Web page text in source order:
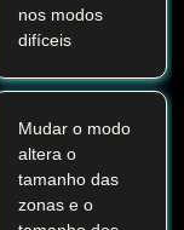
nos modos
difíceis
Mudar o modo
altera o
tamanho das
zonas e o